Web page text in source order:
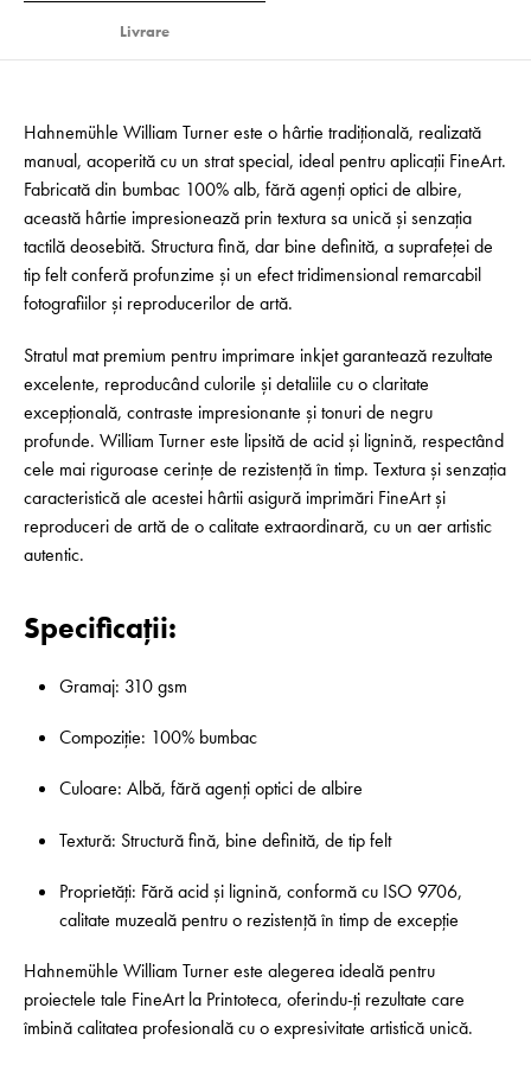
Livrare
Hahnemühle William Turner este o hârtie tradițională, realizată
manual, acoperită cu un strat special, ideal pentru aplicații FineArt.
Fabricată din bumbac 100% alb, fără agenți optici de albire,
această hârtie impresionează prin textura sa unică și senzația
tactilă deosebită. Structura fină, dar bine definită, a suprafeței de
tip felt conferă profunzime și un efect tridimensional remarcabil
fotografiilor și reproducerilor de artă.
Stratul mat premium pentru imprimare inkjet garantează rezultate
excelente, reproducând culorile și detaliile cu o claritate
excepțională, contraste impresionante și tonuri de negru
profunde. William Turner este lipsită de acid și lignină, respectând
cele mai riguroase cerințe de rezistență în timp. Textura și senzația
caracteristică ale acestei hârtii asigură imprimări FineArt și
reproduceri de artă de o calitate extraordinară, cu un aer artistic
autentic.
Specificații:
Gramaj: 310 gsm
Compoziție: 100% bumbac
Culoare: Albă, fără agenți optici de albire
Textură: Structură fină, bine definită, de tip felt
Proprietăți: Fără acid și lignină, conformă cu ISO 9706,
calitate muzeală pentru o rezistență în timp de excepție
Hahnemühle William Turner este alegerea ideală pentru
proiectele tale FineArt la Printoteca, oferindu-ți rezultate care
îmbină calitatea profesională cu o expresivitate artistică unică.